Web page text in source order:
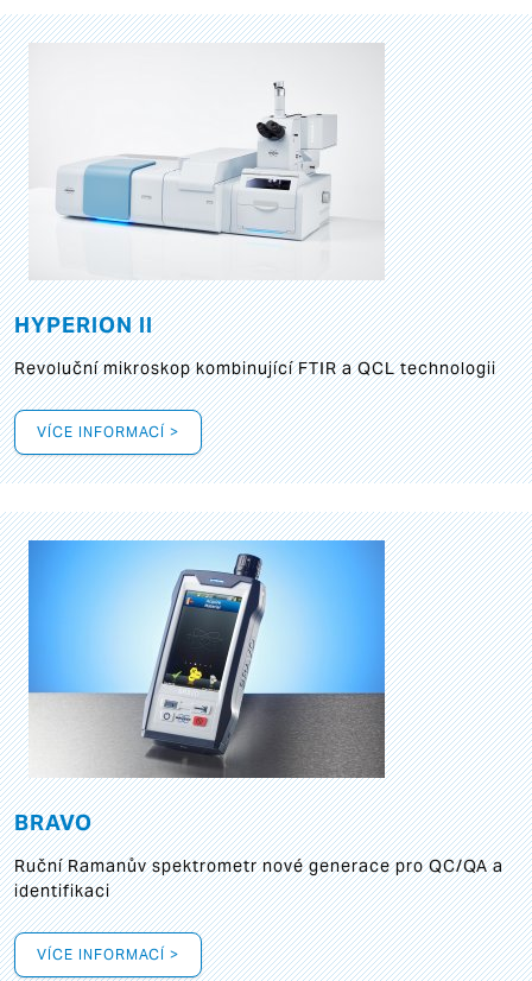
HYPERION II
Revoluční mikroskop kombinující FTIR a QCL technologii
VÍCE INFORMACÍ >
BRAVO
Ruční Ramanův spektrometr nové generace pro QC/QA a
identifikaci
VÍCE INFORMACÍ >